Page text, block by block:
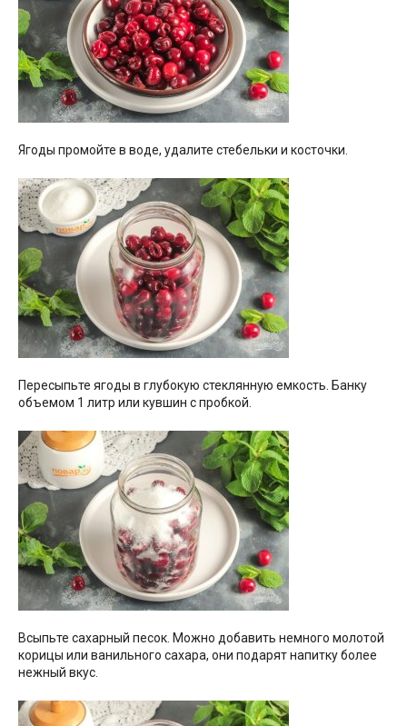
Ягоды промойте в воде, удалите стебельки и косточки.
Пересыпьте ягоды в глубокую стеклянную емкость. Банку
объемом 1 литр или кувшин с пробкой.
Всыпьте сахарный песок. Можно добавить немного молотой
корицы или ванильного сахара, они подарят напитку более
нежный вкус.